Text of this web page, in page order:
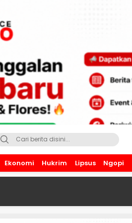
Ekonomi Hukrim Lipsus Ngopi